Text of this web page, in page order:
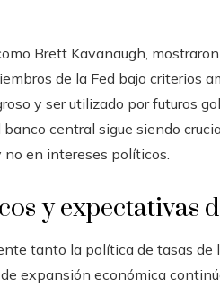
Brett Kavanaugh,
de la Fed bajo criterios
y ser utilizado por futuros
central sigue siendo
en intereses políticos.
y expectativas
tanto la política de tasas de
expansión económica